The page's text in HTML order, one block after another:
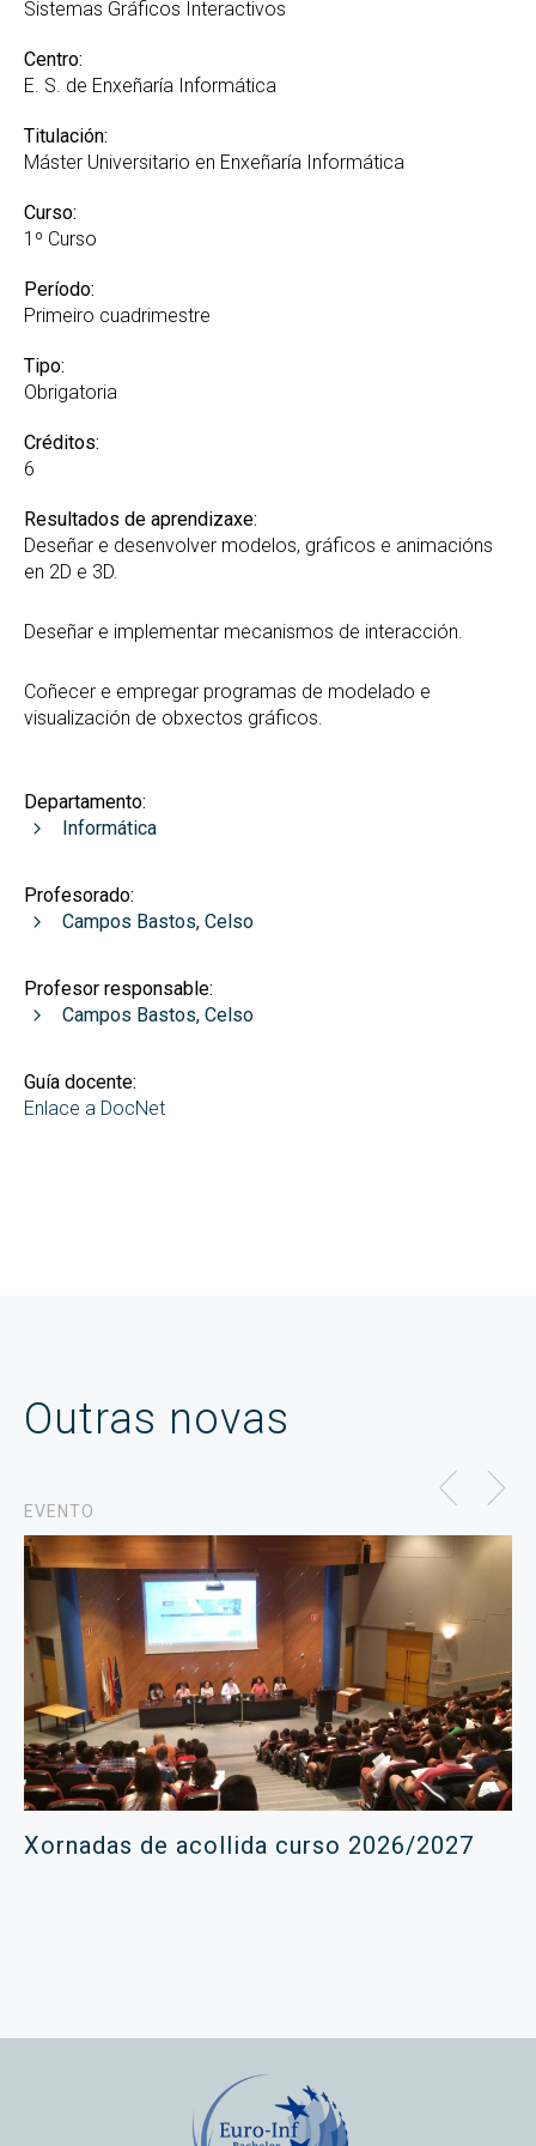
Sistemas Gráficos Interactivos
Centro:
E. S. de Enxeñaría Informática
Titulación:
Máster Universitario en Enxeñaría Informática
Curso:
1º Curso
Período:
Primeiro cuadrimestre
Tipo:
Obrigatoria
Créditos:
6
Resultados de aprendizaxe:
Deseñar e desenvolver modelos, gráficos e animacións
en 2D e 3D.
Deseñar e implementar mecanismos de interacción.
Coñecer e empregar programas de modelado e
visualización de obxectos gráficos.
Departamento:
Informática
Profesorado:
Campos Bastos, Celso
Profesor responsable:
Campos Bastos, Celso
Guía docente:
Enlace a DocNet
Outras novas
EVENTO
Xornadas de acollida curso 2026/2027